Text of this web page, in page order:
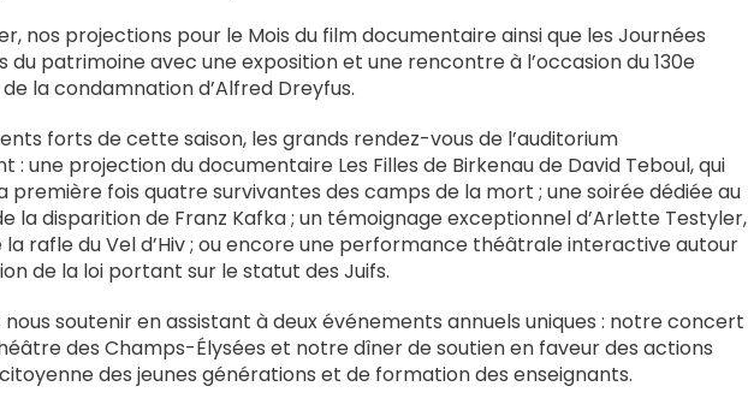
nos projections pour le Mois du film documentaire ainsi que les Journées
du patrimoine avec une exposition et une rencontre à l’occasion du 130e
la condamnation d’Alfred Dreyfus.
forts de cette saison, les grands rendez-vous de l’auditorium
: une projection du documentaire Les Filles de Birkenau de David Teboul, qui
première fois quatre survivantes des camps de la mort ; une soirée dédiée au
la disparition de Franz Kafka ; un témoignage exceptionnel d’Arlette Testyler,
rafle du Vel d’Hiv ; ou encore une performance théâtrale interactive autour
de la loi portant sur le statut des Juifs.
nous soutenir en assistant à deux événements annuels uniques : notre concert
des Champs-Élysées et notre dîner de soutien en faveur des actions
des jeunes générations et de formation des enseignants.